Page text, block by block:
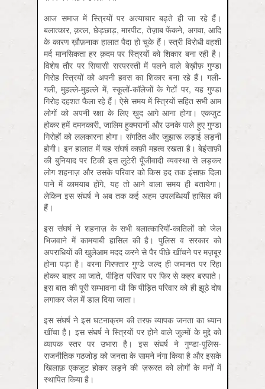
आज समाज में स्त्रियों पर अत्याचार बढ़ते ही जा रहे हैं।
बलात्कार, क़त्ल, छेड़छाड़, मारपीट, तेज़ाब फेंकने, अगवा, आदि
के कारण ख़ौफ़नाक हालात पैदा हो चुके हैं। स्त्री विरोधी वहशी
मर्द मानसिकता हर क़दम पर स्त्रियों को शिकार बना रही है।
विशेष तौर पर सियासी सरपरस्ती में पलने वाले बेख़ौफ़ गुण्डा
गिरोह स्त्रियों को अपनी हवस का शिकार बना रहे हैं। गली-
गली, मुहल्ले-मुहल्ले में, स्कूलों-कॉलेजों के गेटों पर, यह गुण्डा
गिरोह दहशत फैला रहे हैं। ऐसे समय में स्त्रियों सहित सभी आम
लोगों को अपनी रक्षा के लिए ख़ुद आगे आना होगा। एकजुट
होकर हमें दमनकारी, जालिम हुक्मरानों और उनके पाले हुए गुण्डा
गिरोहों को ललकारना होगा। संगठित और जुझारू लड़ाई लड़नी
होगी। इन हालात में यह संघर्ष काफ़ी महत्व रखता है। बेइंसाफ़ी
की बुनियाद पर टिकी इस लुटेरी पूँजीवादी व्यवस्था से लड़कर
लोग शहनाज़ और उसके परिवार को किस हद तक इंसाफ़ दिला
पाने में कामयाब होंगे, यह तो आने वाला समय ही बतायेगा।
लेकिन इस संघर्ष ने अब तक कई अहम उपलब्धियाँ हासिल की
हैं।
इस संघर्ष ने शहनाज़ के सभी बलात्कारियों-कातिलों को जेल
भिजवाने में कामयाबी हासिल की है। पुलिस व सरकार को
अपराधियों की खुलेआम मदद करने से पैर पीछे खींचने पर मज़बूर
होना पड़ा है। वरना गिरफ्तार गुण्डे जल्द ही जमानत पर रिहा
होकर बाहर आ जाते, पीड़ित परिवार पर फिर से कहर बरपाते।
इस बात की पूरी सम्भावना थी कि पीड़ित परिवार को ही झूठे दोष
लगाकर जेल में डाल दिया जाता।
इस संघर्ष ने इस घटनाक्रम की तरफ़ व्यापक जनता का ध्यान
खींचा है। इस संघर्ष ने स्त्रियों पर होने वाले जुल्मों के मुद्दे को
व्यापक स्तर पर उभारा है। इस संघर्ष ने गुण्डा-पुलिस-
राजनीतिक गठजोड़ को जनता के सामने नंगा किया है और इसके
खि़लाफ़ एकजुट होकर लड़ने की ज़रूरत को लोगों के मनों में
स्थापित किया है।